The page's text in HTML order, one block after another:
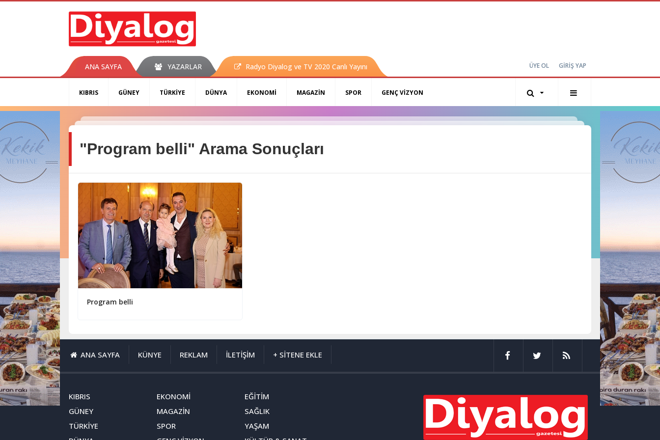
ANA SAYFA YAZARLAR Radyo Diyalog ve TV 2020 Canlı Yayını ÜYE OL GİRİŞ YAP
KIBRIS GÜNEY TÜRKİYE DÜNYA EKONOMİ MAGAZİN SPOR GENÇ VİZYON
"Program belli" Arama Sonuçları
Program belli
ANA SAYFA KÜNYE REKLAM İLETİŞİM + SİTENE EKLE
KIBRIS
GÜNEY
TÜRKİYE
EKONOMİ
MAGAZİN
SPOR
EĞİTİM
SAĞLIK
YAŞAM